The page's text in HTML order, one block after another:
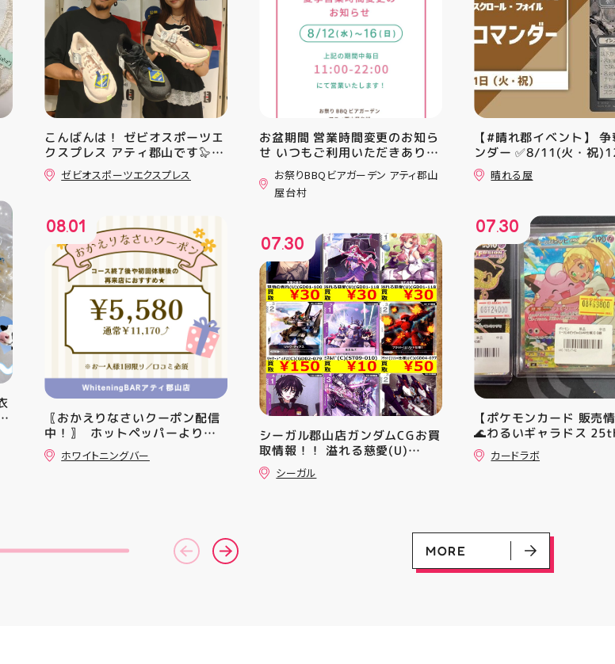
こんばんは！ ゼビオスポーツエ
クスプレス アティ郡山です🦭
・ ★本日のラジオ★は アシッ
クスからランニングシューズ
反発性に優れた「FF TURBO
SQUARED」を新搭載し、推進力
を向上させました！
☆ASICSGRIPを前足部に追加
し、グリップ力を向上させまし
た！ ☆市場トレンドの反発性と
クッション性を表したデザイン
と優れた通気性を兼ね備えた
「エンジニアードウーブンアッ
パー」を搭載しました！ ・ 長
距離をカジュアルに走りたい方
や仕事履き、夏のお出かけで長
距離歩く方向けのクッションシ
ューズになっています 人気ラン
ニングシューズの最新作になり
ます！ ・ 気になる方は是非、
ゼビオスポーツエクスプレス
08.01
〖おかえりなさいクーポン配信
中！〗 ⁡ ホットペッパーより通
常￥11,170······▸ ￥5️⃣,5️⃣8️⃣0️⃣
のお得なクーポン配信中です★ ⁡
ご予約、ご来店お待ちしており
ます️ #ホワイトニンク #ホワイ
ホワイトニングバー
お盆期間 営業時間変更のお知ら
せ いつもご利用いただきありが
とうございます！ 8月12日
(水)〜8月16日(日) は、 営業時
間を変更して営業いたします
みいただけます ご家族とのお食
事やご友人との集まり、夏休み
のお出かけにもぴったり！ 屋台
グルメとBBQを一緒に楽しめる
「お祭りBBQビアガーデン」
で、夏の思い出を作りません
か？ 皆さまのご来店をスタッフ
一同、心よりお待ちしておりま
す お祭りBBQビアガーデン ア
ティ郡山屋台村
━━━━━━━━━━━━━━
━ ご予約・詳細はプロフィール
━━━━━━━━━━━━━━
━ #アティ郡山 #郡山 #郡山グ
ルメ #郡山BBQ #ビアガーデン
#お祭りBBQ #屋台グルメ #手
おでかけ #夏の思い出 #BBQ
お祭りBBQビアガーデン アティ郡山
屋台村
07.30
シーガル郡山店ガンダムCGお買
取情報！！ 溢れる慈愛(U)
(GD01-118) ￥30 覚悟の表れ
(U)(GD01-100) ￥30 ﾌﾗｯﾄ(ﾐﾘ
シーガル
【#晴れ郡イベント】
ンダー ✅8/11(火・祝
⚔️イベント構成⚔️ スイス
+決勝ラウンド 🏆賞品
レッドの勅令》シルバ
ール・Foil×1枚 2-4位：
2,000pt 5-8位：
加お待ちしております！
晴れる屋
07.30
【ポケモンカード 販売
🌊わるいギャラドス
ーリエのピッピex 🔮ミ
vmax UR 入荷いたしま
カードラボ
MORE